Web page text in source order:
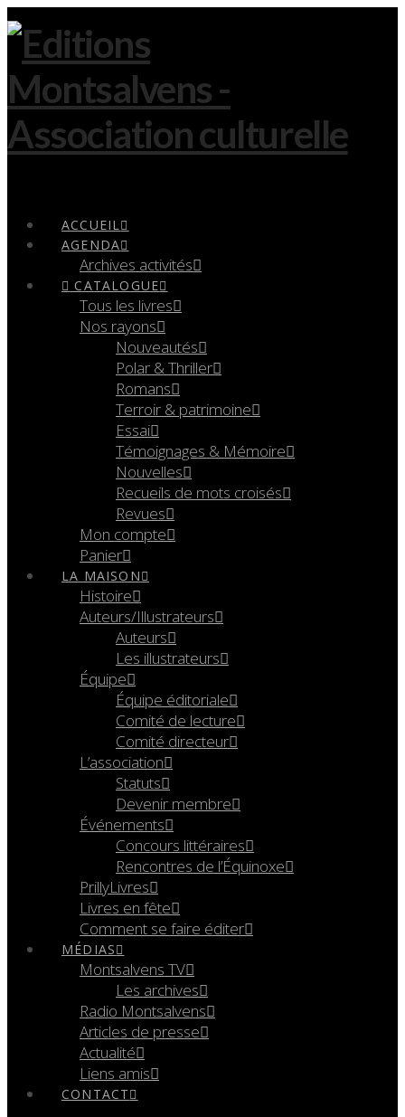
ACCUEIL
AGENDA
Archives activités
CATALOGUE
Tous les livres
Nos rayons
Nouveautés
Polar & Thriller
Romans
Terroir & patrimoine
Essai
Témoignages & Mémoire
Nouvelles
Recueils de mots croisés
Revues
Mon compte
Panier
LA MAISON
Histoire
Auteurs/Illustrateurs
Auteurs
Les illustrateurs
Équipe
Équipe éditoriale
Comité de lecture
Comité directeur
L’association
Statuts
Devenir membre
Événements
Concours littéraires
Rencontres de l’Équinoxe
PrillyLivres
Livres en fête
Comment se faire éditer
MÉDIAS
Montsalvens TV
Les archives
Radio Montsalvens
Articles de presse
Actualité
Liens amis
CONTACT